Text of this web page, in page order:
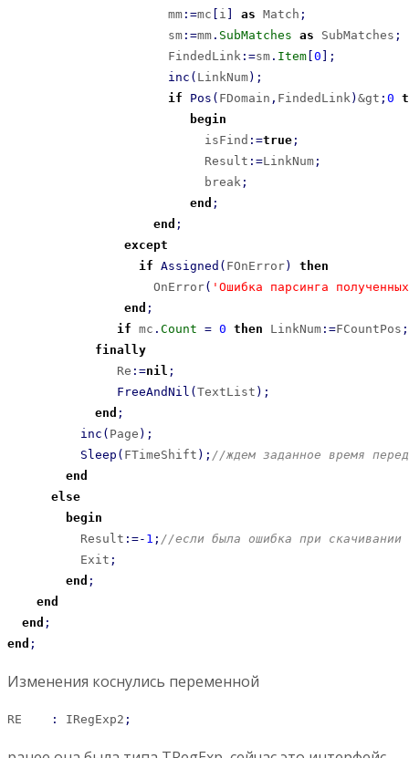
                      mm
: =mc i as Match ;
                      sm
: =mm . SubMatches as SubMatches ;
                      FindedLink
: =sm . Item 0
;
inc ( LinkNum) ;
if
Pos ( FDomain , FindedLink ) &gt ; 0
begin
                           isFind
: =true ;
                           Result
: =LinkNum ;
                           break
;
end ;
end ;
except
if Assigned ( FOnError)
then
                    OnError
( 'Ошибка парсинга
end ;
if mc . Count = 0 then LinkNum : =FCountPos ;
finally
               Re
: =nil ;
FreeAndNil ( TextList ) ;
end ;
inc ( Page ) ;
Sleep ( FTimeShift ) ; //ждем заданное время
end
else
begin
          Result
: =- 1 ; //если была ошибка при
          Exit
;
end ;
end
end ;
end ;
Изменения коснулись переменной
RE : IRegExp2 ;